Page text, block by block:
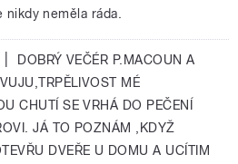
neměla ráda.
DOBRÝ VEČÉR P.MACOUN A
MÉ
CHUTÍ SE VRHÁ DO PEČENÍ
JÁ TO POZNÁM ,KDYŽ
DVEŘE U DOMU A UCÍTIM